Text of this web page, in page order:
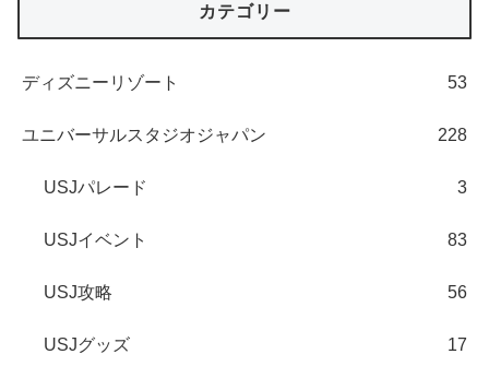
カテゴリー
ディズニーリゾート 53
ユニバーサルスタジオジャパン 228
USJパレード 3
USJイベント 83
USJ攻略 56
USJグッズ 17